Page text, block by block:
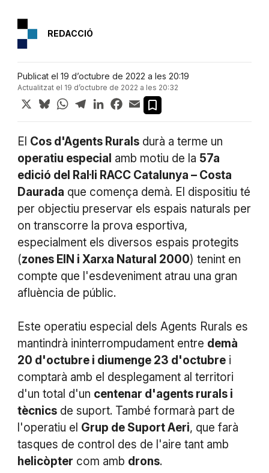
REDACCIÓ
Publicat el 19 d’octubre de 2022 a les 20:19
Actualitzat el 19 d’octubre de 2022 a les 20:32
X BlueskyWhatsApp
TelegramLinkedInFacebook
Email
El Cos d'Agents Ruralsdurà a terme un
operatiu especial amb motiu de la 57a
edició del Ral·li RACC Catalunya – Costa
Daurada que comença demà. El dispositiu té
per objectiu preservar els espais naturals per
on transcorre la prova esportiva,
especialment els diversos espais protegits
(zones EIN i Xarxa Natural 2000) tenint en
compte que l'esdeveniment atrau una gran
afluència de públic.
Este operatiu especial dels Agents Rurals es
mantindrà ininterrompudament entre demà
20 d'octubre i diumenge 23 d'octubrei
comptarà amb el desplegament al territori
d'un total d'un centenar d'agents rurals i
tècnicsde suport. També formarà part de
l'operatiu el Grup de Suport Aeri, que farà
tasques de control des de l'aire tant amb
helicòpter com amb drons.